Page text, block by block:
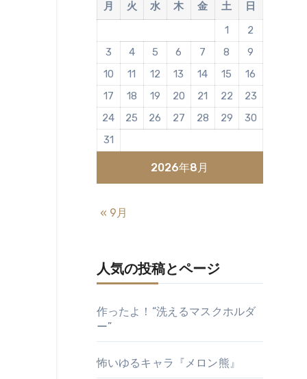
2026年8月
月 火 水 木 金 土
日
1
2
3
4 5 6 7 8
9
10
11 12 13 14 15
16
17
18 19 20 21 22
23
24
25 26 27 28 29
30
31
« 9月
人気の投稿とページ
作ったよ！“洗えるマスクホルダ
ー”
怖いゆるキャラ『メロン熊』